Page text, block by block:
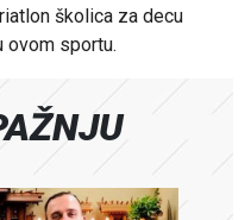
školica za decu
ovom sportu.